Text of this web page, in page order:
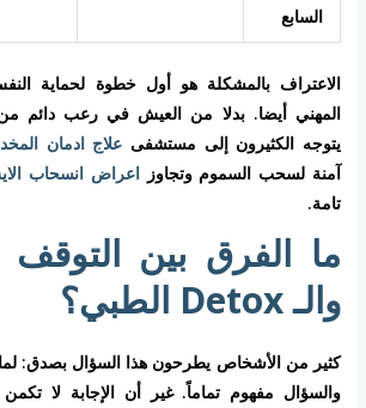
السابع
الاعتراف بالمشكلة هو أول خطوة لحماية
المهني أيضا. بدلا من العيش في رعب
يتوجه الكثيرون إلى مستشفى علاج ادمان
آمنة لسحب السموم وتجاوزاعراض انسحاب
تامة.
ما الفرق بين
والـ Detox الطبي؟
كثير من الأشخاص يطرحون هذا السؤال بصدق:
والسؤال مفهوم تماماً. غير أن الإجابة لا